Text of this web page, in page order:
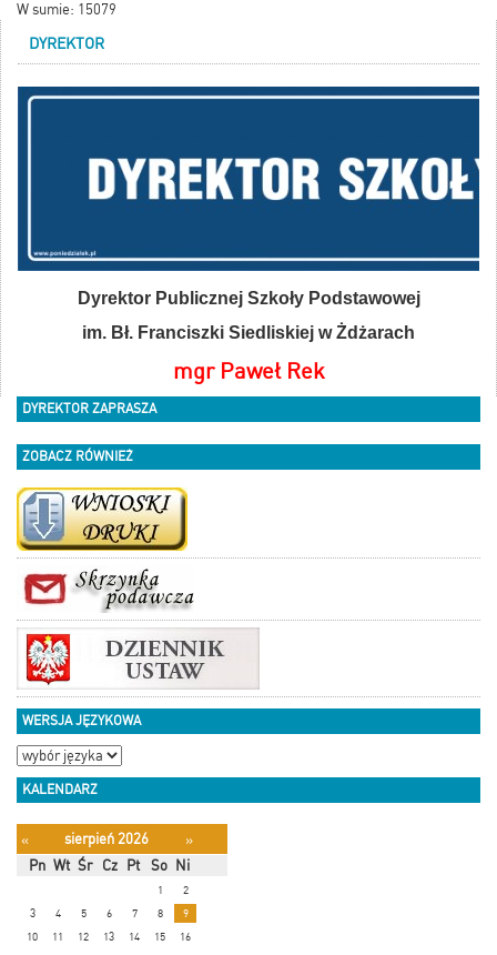
W sumie: 15079
DYREKTOR
Dyrektor Publicznej Szkoły Podstawowej
im. Bł. Franciszki Siedliskiej w Żdżarach
mgr Paweł Rek
DYREKTOR ZAPRASZA
ZOBACZ RÓWNIEŻ
WERSJA JĘZYKOWA
KALENDARZ
« sierpień 2026
»
Pn Wt Śr Cz Pt So Ni
1
2
3
4 5 6 7 8
9
10
11 12 13 14 15
16